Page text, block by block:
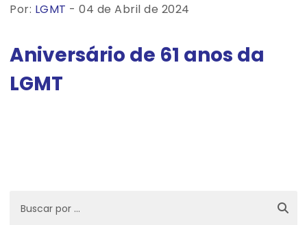
Por: LGMT - 04 de Abril de 2024
Aniversário de 61 anos da
LGMT